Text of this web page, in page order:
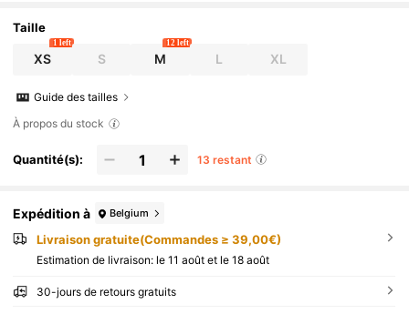
r à l'intérieur/à l'extérieur
Taille
XS
1 left
S M
12 left
L XL
Guide des tailles
À propos du stock
Quantité(s): 13 restant
Expédition à Belgium
Livraison gratuite(Commandes ≥ 39,00€)
Estimation de livraison: le 11 août et le 18 août
30-jours de retours gratuits